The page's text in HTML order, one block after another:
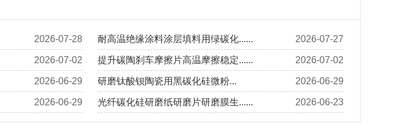
2026-07-28 2026-07-27
耐高温绝缘涂料涂层填料用绿碳化......
2026-07-02 2026-07-02
提升碳陶刹车摩擦片高温摩擦稳定......
2026-06-29 2026-06-29
研磨钛酸钡陶瓷用黑碳化硅微粉...
2026-06-29 2026-06-23
光纤碳化硅研磨纸研磨片研磨膜生......